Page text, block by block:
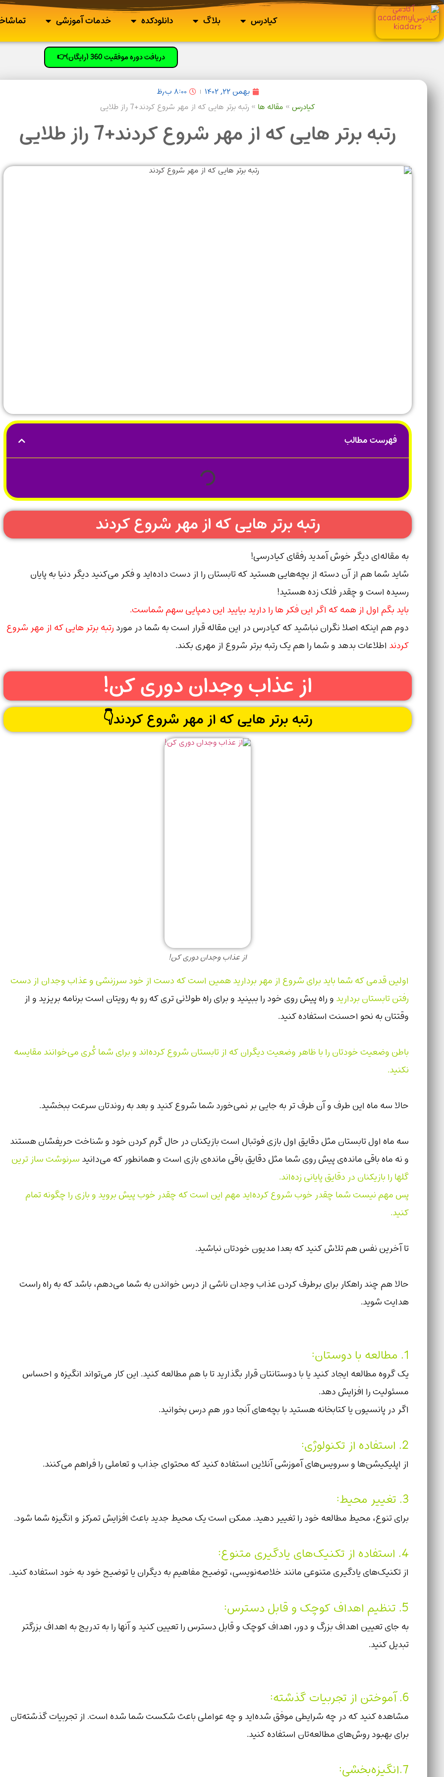
کیادرس بلاگ دانلودکده خدمات آموزشی
دریافت دوره موفقیت 360 (رایگان)👉
بهمن ۲۲, ۱۴۰۲
۸:۰۰ ب٫ظ
کیادرس» مقاله ها » رتبه برتر هایی که از مهر شروع کردند+7 راز طلایی
رتبه برتر هایی که از مهر شروع کردند+7 راز طلایی
فهرست مطالب
رتبه برتر هایی که از مهر شروع کردند
به مقاله‌ای دیگر خوش آمدید رفقای کیادرسی!
شاید شما هم از آن دسته از بچه‌هایی هستید که تابستان را از دست داده‌اید و فکر می‌کنید دیگر دنیا به پایان
رسیده‌ است و چقدر فلک زده‌ هستید!
باید بگم اول از همه که اگر این فکر ها را دارید بیایید این دمپایی سهم شماست.
دوم هم اینکه اصلا نگران نباشید که کیادرس در این مقاله قرار است به شما در موردرتبه برتر هایی که از مهر شروع
کردند اطلاعات بدهد و شما را هم یک رتبه برتر شروع از مهری بکند.
از عذاب وجدان دوری کن!
رتبه برتر هایی که از مهر شروع کردند👇
از عذاب وجدان دوری کن!
اولین قدمی که شما باید برای شروع از مهر بردارید همین است که دست از خود سرزنشی و عذاب وجدان از دست
رفتن تابستان برداریدو راه پیش روی خود را ببینید و برای راه طولانی تری که رو به رویتان است برنامه بریزید و از
وقتتان به نحو احسنت استفاده کنید.
باطن وضعیت خودتان را با ظاهر وضعیت دیگران که از تابستان شروع کرده‌اند و برای شما کُری می‌خوانند مقایسه
نکنید‌.
حالا سه ماه این طرف و آن طرف تر به جایی بر نمی‌خورد شما شروع کنید و بعد به روندتان سرعت ببخشید.
سه ماه اول تابستان مثل دقایق اول بازی فوتبال است بازیکنان در حال گرم کردن خود و شناخت حریفشان هستند
و نه ماه باقی مانده‌ی پیش روی شما مثل دقایق باقی مانده‌ی بازی است و همانطور که می‌دانیدسرنوشت ساز ترین
گلها را بازیکنان در دقایق پایانی زده‌اند.
پس مهم نیست شما چقدر خوب شروع کرده‌اید مهم این است که چقدر خوب پیش بروید و بازی را چگونه تمام
کنید.
تا آخرین نفس هم تلاش کنید که بعدا مدیون خودتان نباشید.
حالا هم چند راهکار برای برطرف کردن عذاب وجدان ناشی از درس خواندن به شما می‌دهم، باشد که به راه راست
هدایت شوید.
1. مطالعه با دوستان:
یک گروه مطالعه ایجاد کنید یا با دوستانتان قرار بگذارید تا با هم مطالعه کنید. این کار می‌تواند انگیزه و احساس
مسئولیت را افزایش دهد.
اگر در پانسیون یا کتابخانه هستید با بچه‌های آنجا دور هم درس بخوانید.
2. استفاده از تکنولوژی:
از اپلیکیشن‌ها و سرویس‌های آموزشی آنلاین استفاده کنید که محتوای جذاب و تعاملی را فراهم می‌کنند.
3. تغییر محیط:
برای تنوع، محیط مطالعه خود را تغییر دهید. ممکن است یک محیط جدید باعث افزایش تمرکز و انگیزه شما شود.
4. استفاده از تکنیک‌های یادگیری متنوع:
از تکنیک‌های یادگیری متنوعی مانند خلاصه‌نویسی، توضیح مفاهیم به دیگران یا توضیح خود به خود استفاده کنید.
5. تنظیم اهداف کوچک و قابل دسترس:
به جای تعیین اهداف بزرگ و دور، اهداف کوچک و قابل دسترس را تعیین کنید و آنها را به تدریج به اهداف بزرگتر
تبدیل کنید.
6. آموختن از تجربیات گذشته:
مشاهده کنید که در چه شرایطی موفق شده‌اید و چه عواملی باعث شکست شما شده است. از تجربیات گذشته‌تان
برای بهبود روش‌های مطالعه‌تان استفاده کنید.
7.انگیزه‌بخشی: